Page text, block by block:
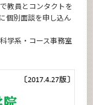
教員とコンタクトを
個別面談を申し込ん
学系・コース事務室